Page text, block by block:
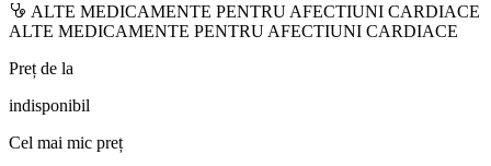
ALTE MEDICAMENTE PENTRU AFECTIUNI CARDIACE
ALTE MEDICAMENTE PENTRU AFECTIUNI CARDIACE
Preț de la
indisponibil
Cel mai mic preț